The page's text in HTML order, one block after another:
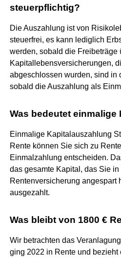
steuerpflichtig?
Die Auszahlung ist von
steuerfrei, es kann lediglich
werden, sobald die Freibeträge
Kapitallebensversicherungen,
abgeschlossen wurden, sind in
sobald die Auszahlung als
Was bedeutet
Einmalige Kapitalauszahlung
Rente können Sie sich zu
Einmalzahlung entscheiden.
das gesamte Kapital, das Sie in
Rentenversicherung angespart
ausgezahlt.
Was bleibt von 1800 €
Wir betrachten das
ging 2022 in Rente und bezieht